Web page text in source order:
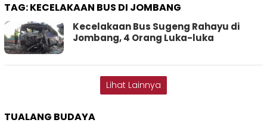
TAG:KECELAKAAN BUS DI JOMBANG
Kecelakaan Bus Sugeng Rahayu di
Jombang, 4 Orang Luka-luka
Lihat Lainnya
TUALANG BUDAYA